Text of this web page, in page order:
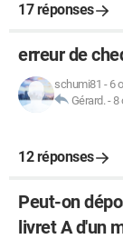
17 réponses
erreur de
schumi81 - 6
Gérard.-8
12 réponses
Peut-on
livret A d'un